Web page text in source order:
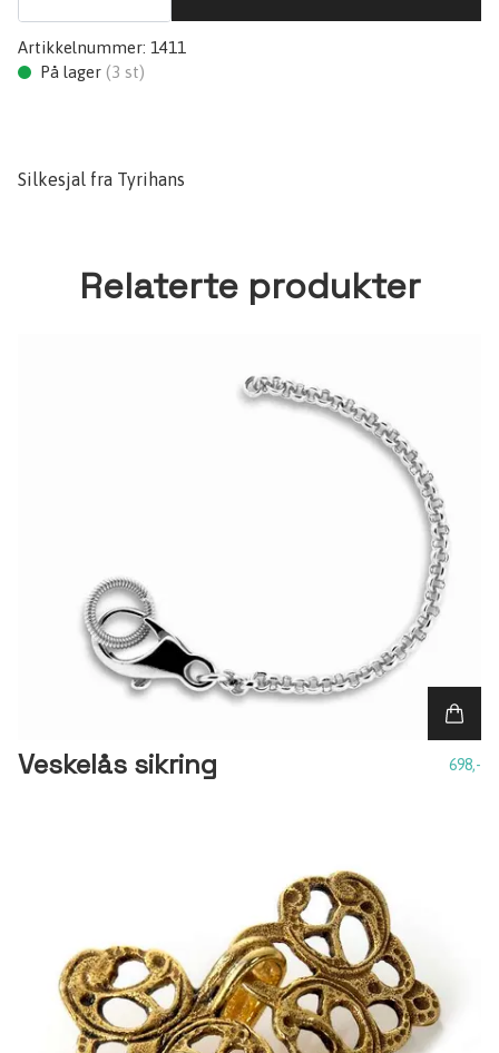
Artikkelnummer: 1411
På lager (3 st)
Silkesjal fra Tyrihans
Relaterte produkter
Veskelås sikring 698,-